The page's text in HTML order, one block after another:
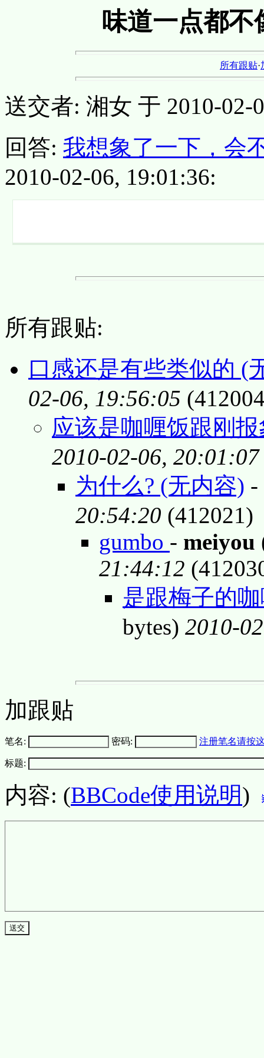
味道一点都不
所有跟贴·
送交者: 湘女 于 2010-02-
回答: 我想象了一下，会
2010-02-06, 19:01:36:
所有跟贴:
口感还是有些类似的 (
02-06, 19:56:05
应该是咖喱饭跟刚
2010-02-06, 20:01:07
为什么? (无内容) -
20:54:20 (412021)
gumbo - meiyou
21:44:12
是跟梅子的
bytes) 2010-
加跟贴
笔名: 密码: 注册笔名请按
标题:
内容: (BBCode使用说明)